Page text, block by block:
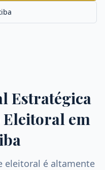
Estratégica
Eleitoralem
eleitoral é altamente